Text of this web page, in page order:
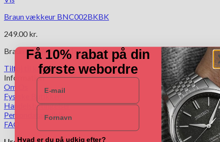
Braun vækkeur BNC002BKBK
249.00 kr.
Braun lille Vækkeur i sort med lys.
Tilføj til kurv
Information
Om Os
Fysiske Butikker
Handelsbetingelser
Persondatapolitik
FAQ
Få 10% rabat på din
første webordre
E-mail
Navn
Hvad er du på udkig efter?